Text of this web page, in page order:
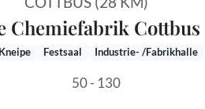
Chemiefabrik Cottbus
Festsaal Industrie- /Fabrikhalle
50 - 130